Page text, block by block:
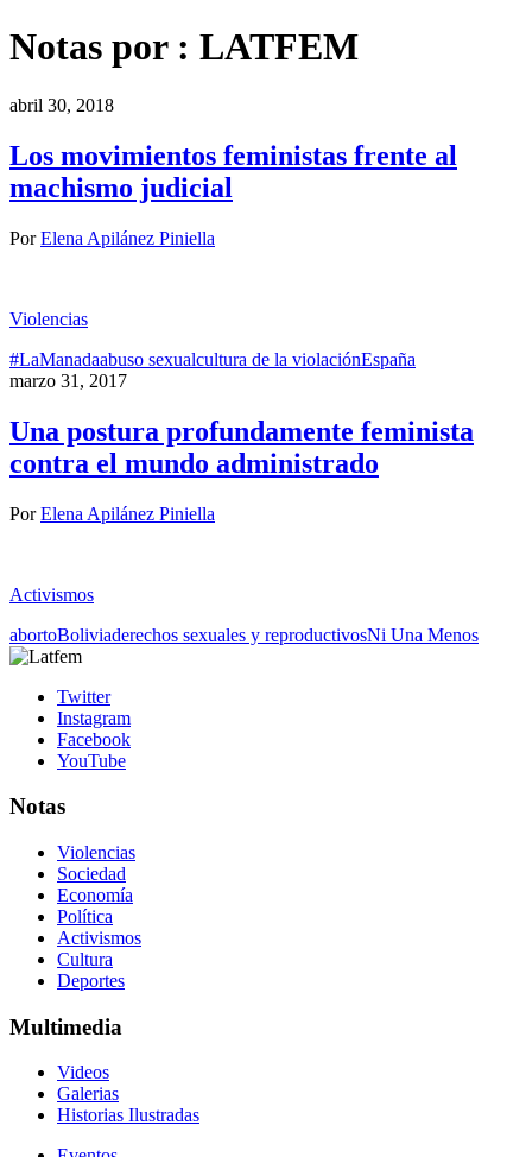
Notas por : LATFEM
abril 30, 2018
Los movimientos feministas frente al
machismo judicial
PorElena Apilánez Piniella
Violencias
#LaManadaabuso sexualcultura de la violaciónEspaña
marzo 31, 2017
Una postura profundamente feminista
contra el mundo administrado
PorElena Apilánez Piniella
Activismos
abortoBoliviaderechos sexuales y reproductivosNi Una Menos
Twitter
Instagram
Facebook
YouTube
Notas
Violencias
Sociedad
Economía
Política
Activismos
Cultura
Deportes
Multimedia
Videos
Galerias
Historias Ilustradas